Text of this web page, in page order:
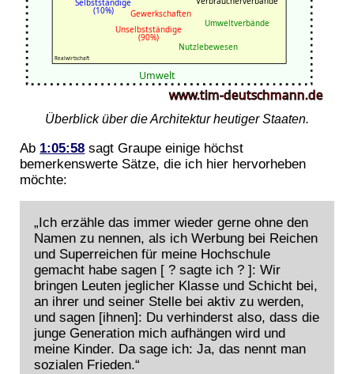
Überblick über die Architektur heutiger Staaten.
Ab 1:05:58 sagt Graupe einige höchst
bemerkenswerte Sätze, die ich hier hervorheben
möchte:
„Ich erzähle das immer wieder gerne ohne den
Namen zu nennen, als ich Werbung bei Reichen
und Superreichen für meine Hochschule
gemacht habe sagen [ ? sagte ich ? ]: Wir
bringen Leuten jeglicher Klasse und Schicht bei,
an ihrer und seiner Stelle bei aktiv zu werden,
und sagen [ihnen]: Du verhinderst also, dass die
junge Generation mich aufhängen wird und
meine Kinder. Da sage ich: Ja, das nennt man
sozialen Frieden.“